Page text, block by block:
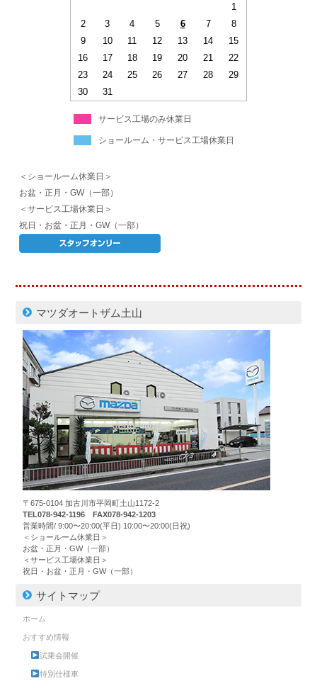
1
2
3 4 5 6 7
8
9
10 11 12 13 14
15
16
17 18 19 20 21
22
23
24 25 26 27 28
29
30
31
サービス工場のみ休業日
ショールーム・サービス工場休業日
＜ショールーム休業日＞
お盆・正月・GW（一部）
＜サービス工場休業日＞
祝日・お盆・正月・GW（一部）
マツダオートザム土山
〒675-0104 加古川市平岡町土山1172-2
TEL078-942-1196 FAX078-942-1203
営業時間/ 9:00〜20:00(平日) 10:00〜20:00(日祝)
＜ショールーム休業日＞
お盆・正月・GW（一部）
＜サービス工場休業日＞
祝日・お盆・正月・GW（一部）
サイトマップ
ホーム
おすすめ情報
試乗会開催
特別仕様車